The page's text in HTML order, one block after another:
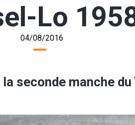
Lo
04/08/2016
seconde manche du